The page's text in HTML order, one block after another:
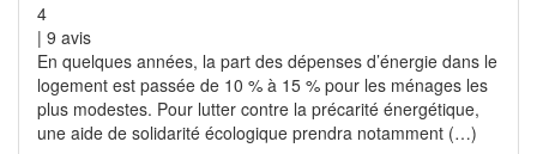
4
| 9 avis
En quelques années, la part des dépenses d’énergie dans le
logement est passée de 10 % à 15 % pour les ménages les
plus modestes. Pour lutter contre la précarité énergétique,
une aide de solidarité écologique prendra notamment (…)